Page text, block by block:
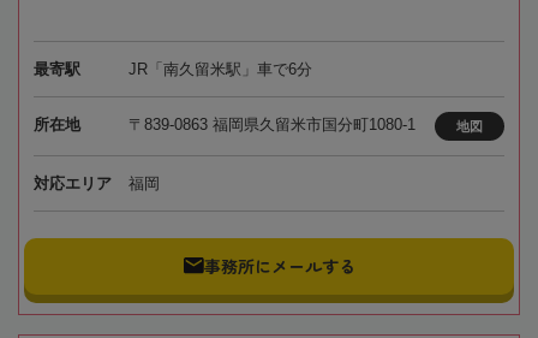
最寄駅 JR「南久留米駅」車で6分
所在地 〒839-0863 福岡県久留米市国分町1080-1 地図
対応エリア 福岡
事務所にメールする